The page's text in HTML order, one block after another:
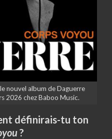
le nouvel album de Daguerre
2026 chez Baboo Music.
définirais-tu ton
?